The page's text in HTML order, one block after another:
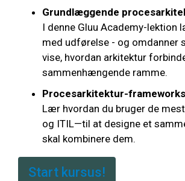
Grundlæggende
I denne Gluu Academy-lektion
med udførelse - og omdanner
vise, hvordan arkitektur
sammenhængende ramme.
Procesarkitektur-frameworks
Lær hvordan du bruger de
og ITIL—til at designe et
skal kombinere dem.
Start kursus!